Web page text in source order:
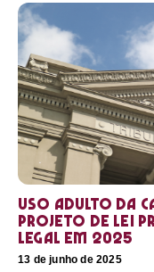
Uso adulto da
projeto de lei
legal em 2025
13 de junho de 2025